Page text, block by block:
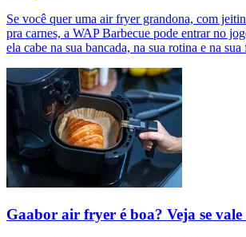
Se você quer uma air fryer grandona, com
pra carnes, a WAP Barbecue pode entrar no
ela cabe na sua bancada, na sua rotina e na
Gaabor air fryer é boa? Veja se vale